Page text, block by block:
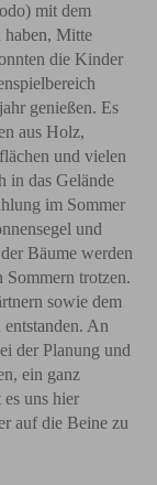
mit dem
Mitte
die Kinder
genießen. Es
aus Holz,
und vielen
in das Gelände
im Sommer
und
Bäume werden
trotzen.
sowie dem
An
der Planung und
ein ganz
uns hier
auf die Beine zu